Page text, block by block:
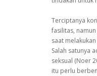
Terciptanya
fasilitas,
saat
Salah satunya
seksual (Noer
itu perlu